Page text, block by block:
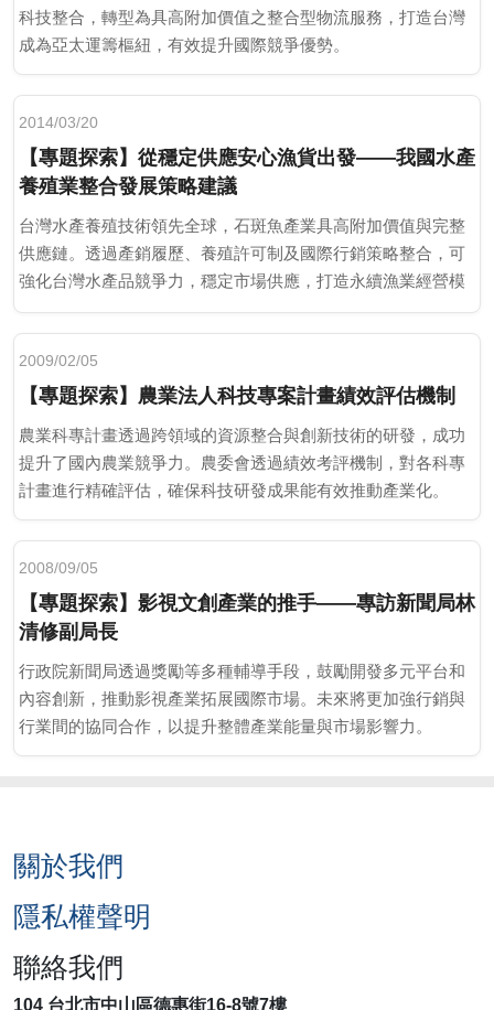
科技整合，轉型為具高附加價值之整合型物流服務，打造台灣
成為亞太運籌樞紐，有效提升國際競爭優勢。
2014/03/20
【專題探索】從穩定供應安心漁貨出發——我國水產
養殖業整合發展策略建議
台灣水產養殖技術領先全球，石斑魚產業具高附加價值與完整
供應鏈。透過產銷履歷、養殖許可制及國際行銷策略整合，可
強化台灣水產品競爭力，穩定市場供應，打造永續漁業經營模
式。
2009/02/05
【專題探索】農業法人科技專案計畫績效評估機制
農業科專計畫透過跨領域的資源整合與創新技術的研發，成功
提升了國內農業競爭力。農委會透過績效考評機制，對各科專
計畫進行精確評估，確保科技研發成果能有效推動產業化。
2008/09/05
【專題探索】影視文創產業的推手——專訪新聞局林
清修副局長
行政院新聞局透過獎勵等多種輔導手段，鼓勵開發多元平台和
內容創新，推動影視產業拓展國際市場。未來將更加強行銷與
行業間的協同合作，以提升整體產業能量與市場影響力。
關於我們
隱私權聲明
聯絡我們
104 台北市中山區德惠街16-8號7樓